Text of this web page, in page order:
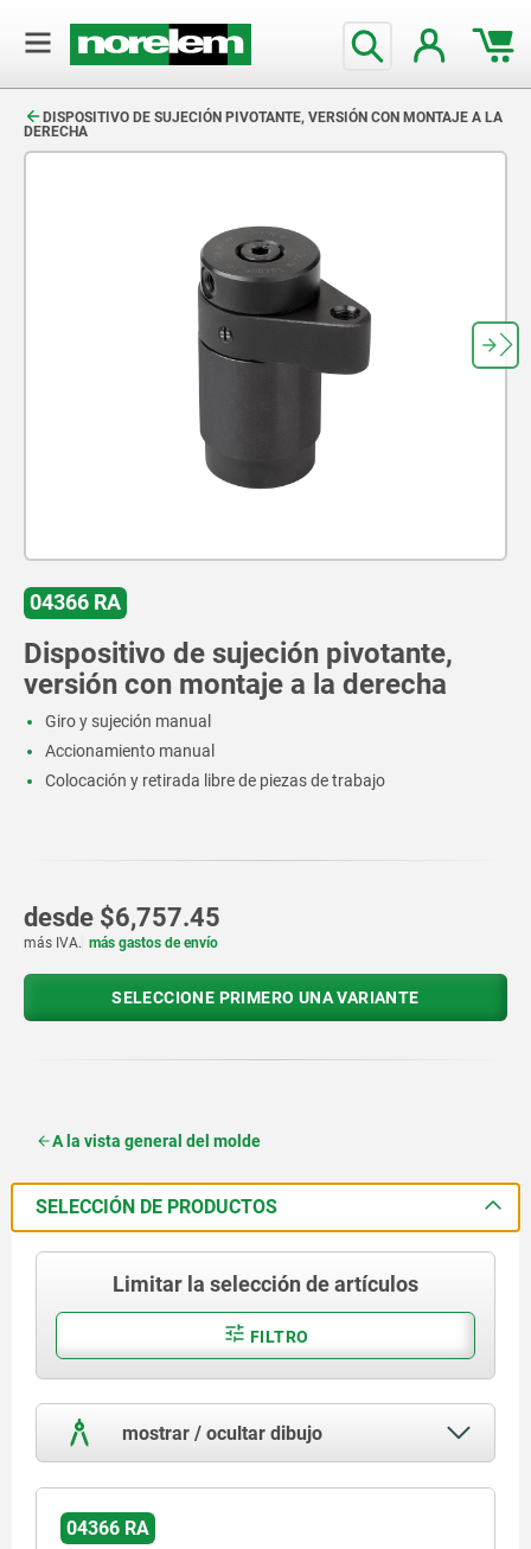
DISPOSITIVO DE SUJECIÓN PIVOTANTE, VERSIÓN CON MONTAJE A LA
DERECHA
04366 RA
Dispositivo de sujeción pivotante,
versión con montaje a la derecha
Giro y sujeción manual
Accionamiento manual
Colocación y retirada libre de piezas de trabajo
desde $6,757.45
más IVA. más gastos de envío
SELECCIONE PRIMERO UNA VARIANTE
A la vista general del molde
SELECCIÓN DE PRODUCTOS
Limitar la selección de artículos
FILTRO
mostrar / ocultar dibujo
04366 RA